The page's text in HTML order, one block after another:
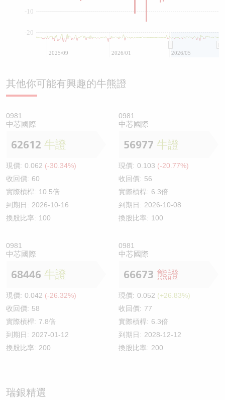
-20
-10
2025/09 2026/01 2026/05
其他你可能有興趣的牛熊證
0981
中芯國際
62612 牛證
現價: 0.062 (-30.34%)
收回價: 60
實際槓桿: 10.5倍
到期日: 2026-10-16
換股比率: 100
0981
中芯國際
56977 牛證
現價: 0.103 (-20.77%)
收回價: 56
實際槓桿: 6.3倍
到期日: 2026-10-08
換股比率: 100
0981
中芯國際
68446 牛證
現價: 0.042 (-26.32%)
收回價: 58
實際槓桿: 7.8倍
到期日: 2027-01-12
換股比率: 200
0981
中芯國際
66673 熊證
現價: 0.052 (+26.83%)
收回價: 77
實際槓桿: 6.3倍
到期日: 2028-12-12
換股比率: 200
瑞銀精選